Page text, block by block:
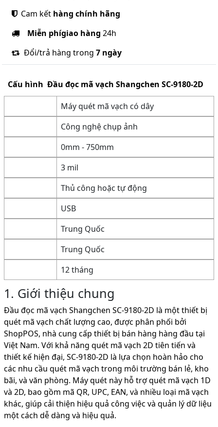
Cam kết hàng chính hãng
Miễn phígiao hàng 24h
Đổi/trả hàng trong 7 ngày
Cấu hình Đầu đọc mã vạch Shangchen SC-9180-2D
Máy quét mã vạch có dây
Công nghệ chụp ảnh
0mm - 750mm
3 mil
Thủ công hoặc tự động
USB
Trung Quốc
Trung Quốc
12 tháng
1. Giới thiệu chung
Đầu đọc mã vạch Shangchen SC-9180-2D là một thiết bị
quét mã vạch chất lượng cao, được phân phối bởi
ShopPOS, nhà cung cấp thiết bị bán hàng hàng đầu tại
Việt Nam. Với khả năng quét mã vạch 2D tiên tiến và
thiết kế hiện đại, SC-9180-2D là lựa chọn hoàn hảo cho
các nhu cầu quét mã vạch trong môi trường bán lẻ, kho
bãi, và văn phòng. Máy quét này hỗ trợ quét mã vạch 1D
và 2D, bao gồm mã QR, UPC, EAN, và nhiều loại mã vạch
khác, giúp cải thiện hiệu quả công việc và quản lý dữ liệu
một cách dễ dàng và hiệu quả.